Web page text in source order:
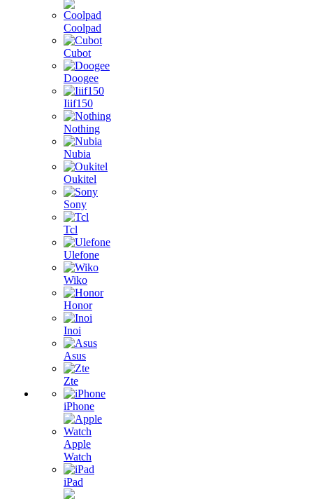
Coolpad
Cubot
Doogee
Iiif150
Nothing
Nubia
Oukitel
Sony
Tcl
Ulefone
Wiko
Honor
Inoi
Asus
Zte
iPhone
Apple
Watch
iPad